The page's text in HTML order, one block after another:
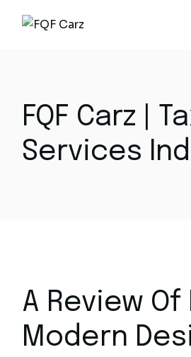
FQF Carz |
Services
A Review Of
Modern